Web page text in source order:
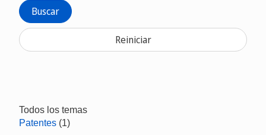
Buscar
Reiniciar
Todos los temas
Patentes (1)